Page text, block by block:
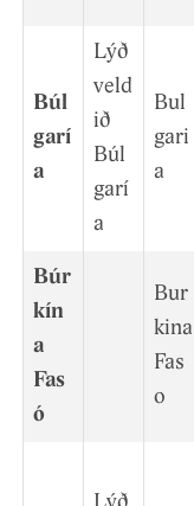
Búl
garí
a
Lýð
veld
ið
Búl
garí
a
Bul
gari
a
Búr
kín
a
Fas
ó
Bur
kina
Fas
o